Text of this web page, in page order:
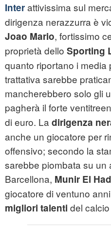
Interattivissima sul
dirigenza nerazzurra è
Joao Mario, fortissimo
proprietà dello Sporting
quanto riportano i media
trattativa sarebbe
mancherebbero solo gli
pagherà il forte
di euro. La dirigenza
anche un giocatore per
offensivo; secondo la
sarebbe piombata su un
Barcellona, Munir El
giocatore di ventuno
migliori talenti del